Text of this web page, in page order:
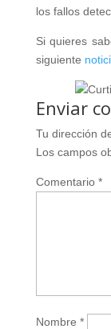
los fallos
Si quieres
siguiente
Enviar
Tu dirección
Los campos
Comentario *
Nombre *